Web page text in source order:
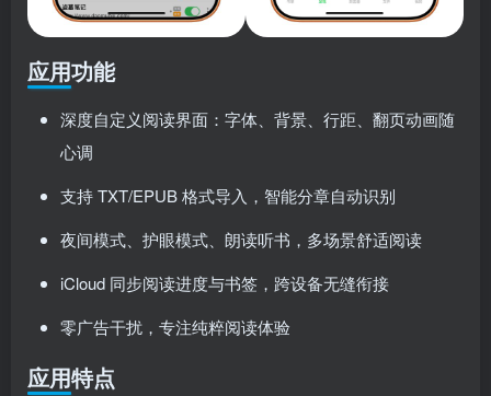
应用功能
深度自定义阅读界面：字体、背景、行距、翻页动画随
心调
支持 TXT/EPUB 格式导入，智能分章自动识别
夜间模式、护眼模式、朗读听书，多场景舒适阅读
iCloud 同步阅读进度与书签，跨设备无缝衔接
零广告干扰，专注纯粹阅读体验
应用特点